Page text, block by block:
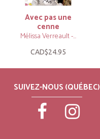
Avec pas une
cenne
Mélissa Verreault -...
CAD$24.95
SUIVEZ-NOUS (QUÉBEC)